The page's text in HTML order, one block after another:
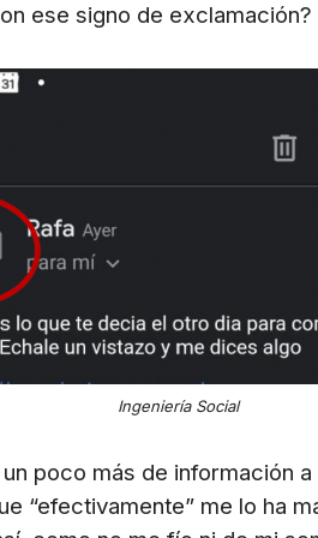
ese signo de exclamación?
Ingeniería Social
poco más de información
“efectivamente” me lo ha